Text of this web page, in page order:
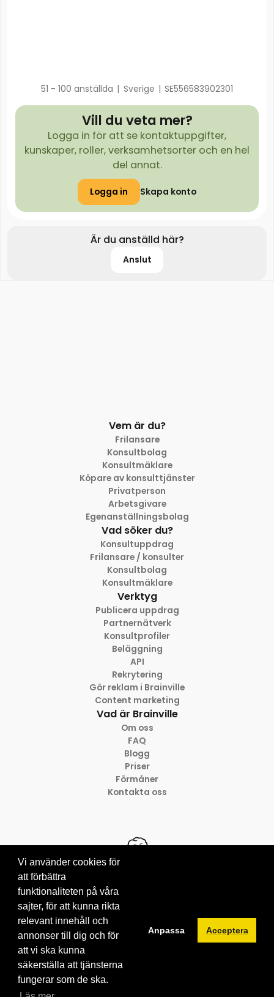
51 - 100 anställda | Sverige | SE556583902301
Vill du veta mer?
Logga in för att se kontaktuppgifter,
kunskaper, roller, verksamhetsorter och en hel
del annat.
Logga in Skapa konto
Är du anställd här?
Anslut
Vem är du?
Frilansare
Konsultbolag
Konsultmäklare
Köpare av konsulttjänster
Privatperson
Arbetsgivare
Egenanställningsbolag
Vad söker du?
Konsultuppdrag
Frilansare / konsulter
Konsultbolag
Konsultmäklare
Verktyg
Publicera uppdrag
Partnernätverk
Konsultprofiler
Beläggning
API
Rekrytering
Gör reklam i Brainville
Content marketing
Vad är Brainville
Om oss
FAQ
Blogg
Priser
Förmåner
Kontakta oss
© 2012-2026 Brainville AB
Villkor för tjänsten
Cookies
Vi använder cookies för
att förbättra
funktionaliteten på våra
sajter, för att kunna rikta
relevant innehåll och
annonser till dig och för
att vi ska kunna
säkerställa att tjänsterna
fungerar som de ska.
Anpassa Acceptera